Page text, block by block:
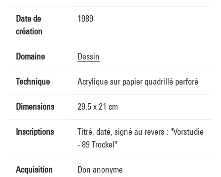
Date de
création
1989
Domaine Dessin
Technique Acrylique sur papier quadrillé perforé
Dimensions 29,5 x 21 cm
Inscriptions
Titré, daté, signé au revers : "Vorstudie
- 89 Trockel"
Acquisition Don anonyme